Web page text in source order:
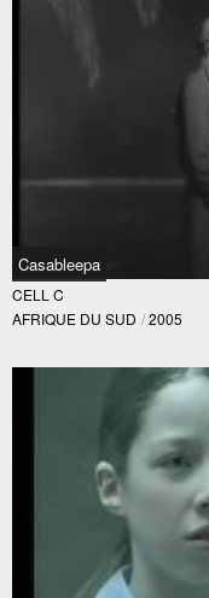
Casableepa
CELL C
AFRIQUE DU SUD / 2005